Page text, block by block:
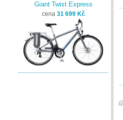
Giant Twist Express
cena 31 699 Kč